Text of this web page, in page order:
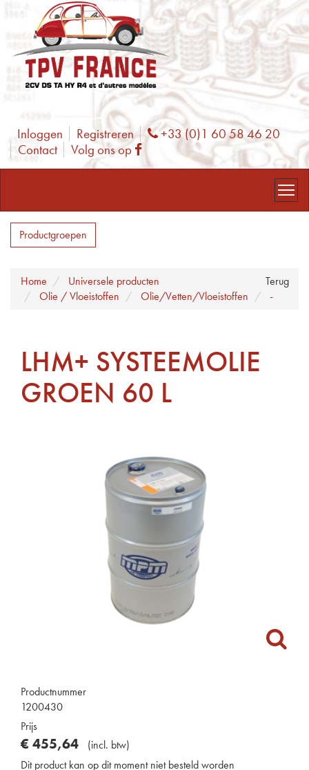
Inloggen Registreren Phone
+33 (0)1 60 58 46 20
Contact
Volg ons op Facebook
Productgroepen
Terug
Home
Universele producten
Olie / Vloeistoffen
Olie/Vetten/Vloeistoffen -
LHM+ SYSTEEMOLIE
GROEN 60 L
Productnummer
1200430
Prijs
€ 455,64 (incl. btw)
Dit product kan op dit moment niet besteld worden